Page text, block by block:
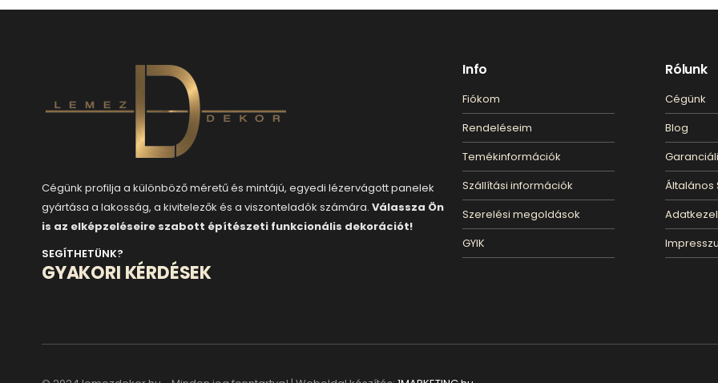
Cégünk profilja a különböző méretű és mintájú, egyedi lézervágott panelek
gyártása a lakosság, a kivitelezők és a viszonteladók számára. Válassza Ön
is az elképzeléseire szabott építészeti funkcionális dekorációt!
SEGÍTHETÜNK?
GYAKORI KÉRDÉSEK
Info
Fiókom
Rendeléseim
Temékinformációk
Szállítási információk
Szerelési megoldások
GYIK
Rólunk
Cégünk
Blog
Általános